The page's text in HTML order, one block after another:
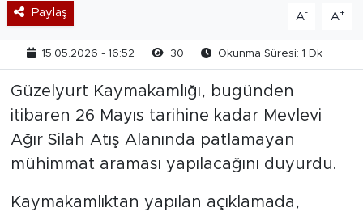
Paylaş A- A+
15.05.2026 - 16:52 30 Okunma Süresi: 1 Dk
Güzelyurt Kaymakamlığı, bugünden
itibaren 26 Mayıs tarihine kadar Mevlevi
Ağır Silah Atış Alanında patlamayan
mühimmat araması yapılacağını duyurdu.
Kaymakamlıktan yapılan açıklamada,